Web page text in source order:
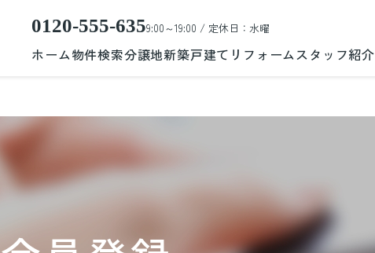
0120-555-6359:00～19:00 / 定休日：水曜
ホーム物件検索分譲地新築戸建て リフォーム スタッフ紹介